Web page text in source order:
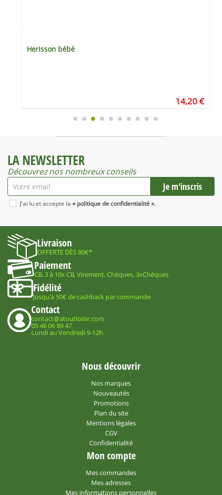
Herisson bébé
14,20 €
LA NEWSLETTER
Découvrez nos nombreux conseils
J'ai lu et accepte la « politique de confidentialité ».
Livraison
OFFERTE DÈS 80€*
Paiement
CB, 3 à 10x CB, Virement, Chèques, 3xChèques
Fidélité
Jusqu'à 50€ de cashback par commande
Contact
contact@atoutloisir.com
05 46 06 89 47
Lundi au Vendredi 9-12h
Nous découvrir
Nos marques
Nouveautés
Promotions
Plan du site
Mentions légales
CGV
Confidentialité
Mon compte
Mes commandes
Mes adresses
Mes informations personnelles